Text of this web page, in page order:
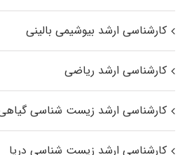
کارشناسی ارشد بیوشیمی بالینی
کارشناسی ارشد ریاضی
کارشناسی ارشد زیست‌ شناسی
کارشناسی ارشد زیست‌ شناسی دریا